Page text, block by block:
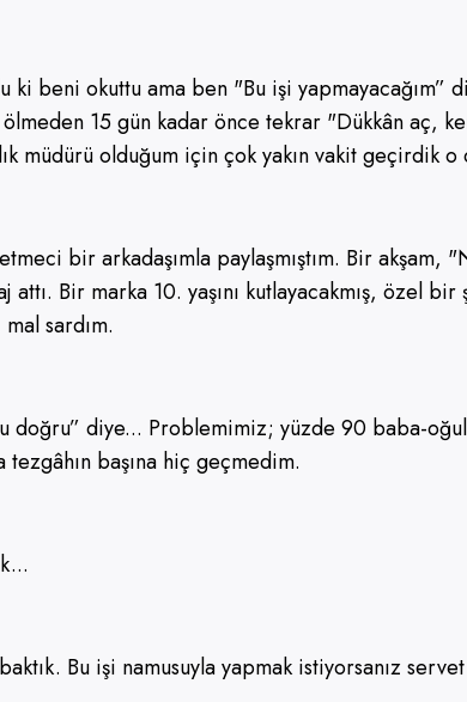
beni okuttu ama ben "Bu işi yapmayacağım”
15 gün kadar önce tekrar "Dükkân
müdürü olduğum için çok yakın vakit geçirdik
bir arkadaşımla paylaşmıştım. Bir
attı. Bir marka 10. yaşını kutlayacakmış, özel
sardım.
doğru” diye... Problemimiz; yüzde 90 baba-
başına hiç geçmedim.
Bu işi namusuyla yapmak istiyorsanız